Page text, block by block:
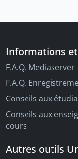
Informations
F.A.Q. Mediaserver
F.A.Q.
Conseils aux
Conseils aux
cours
Autres outils